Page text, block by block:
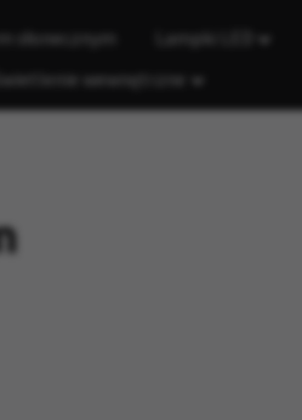
słonecznym Lampki LED
wewnętrzne